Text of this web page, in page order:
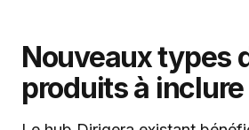
Nouveaux types
produits à inclure